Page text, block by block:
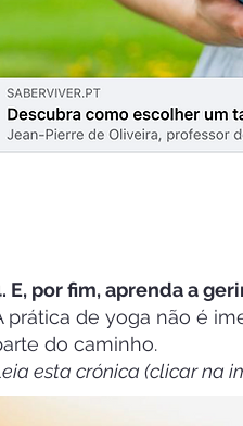
E, por fim, aprenda a
prática de yoga não é
do caminho.
esta crónica (clicar na